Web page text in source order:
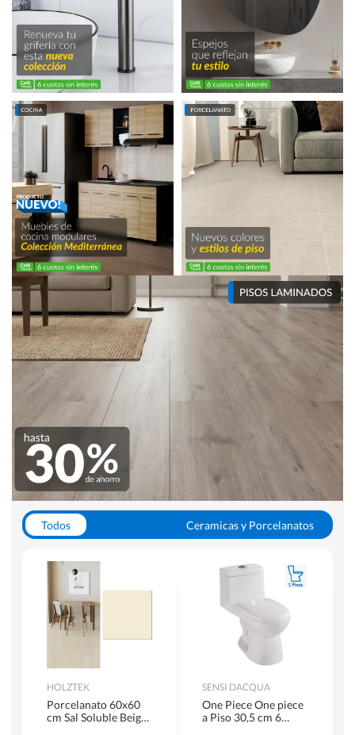
Todos
Ceramicas y Porcelanatos
WC y Sanitarios
Pisos Flotantes y Laminados
Pinturas
HOLZTEK
Porcelanato 60x60
cm Sal Soluble Beige
SENSI DACQUA
One Piece One piece
a Piso 30,5 cm 6